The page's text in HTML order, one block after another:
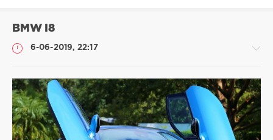
BMW I8
6-06-2019, 22:17
-
-
-